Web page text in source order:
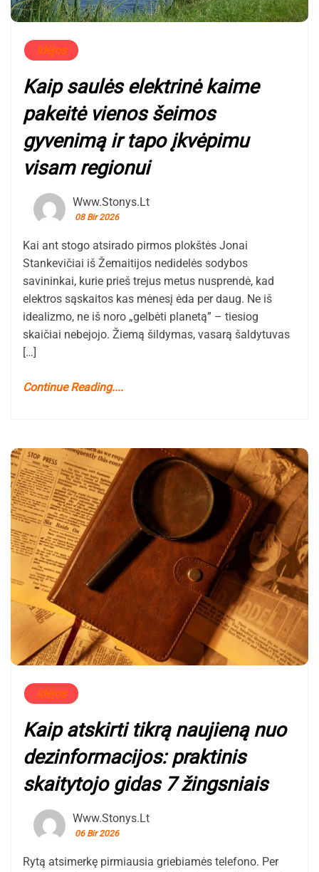
Idėjos
Kaip saulės elektrinė kaime
pakeitė vienos šeimos
gyvenimą ir tapo įkvėpimu
visam regionui
Www.stonys.lt
08 Bir 2026
Kai ant stogo atsirado pirmos plokštės Jonai
Stankevičiai iš Žemaitijos nedidelės sodybos
savininkai, kurie prieš trejus metus nusprendė, kad
elektros sąskaitos kas mėnesį ėda per daug. Ne iš
idealizmo, ne iš noro „gelbėti planetą” – tiesiog
skaičiai nebejojo. Žiemą šildymas, vasarą šaldytuvas
[…]
Continue Reading....
Idėjos
Kaip atskirti tikrą naujieną nuo
dezinformacijos: praktinis
skaitytojo gidas 7 žingsniais
Www.stonys.lt
06 Bir 2026
Rytą atsimerkę pirmiausia griebiamės telefono. Per